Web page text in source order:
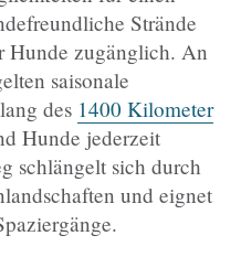
Strände
Hunde zugänglich. An
saisonale
des 1400 Kilometer
Hunde jederzeit
schlängelt sich durch
und eignet